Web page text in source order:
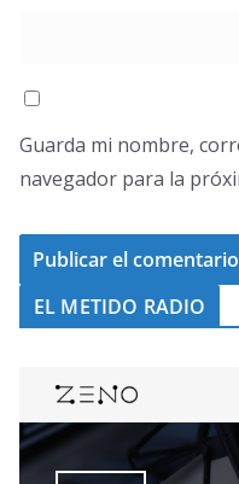
Guarda mi nombre,
navegador para la
EL METIDO RADIO